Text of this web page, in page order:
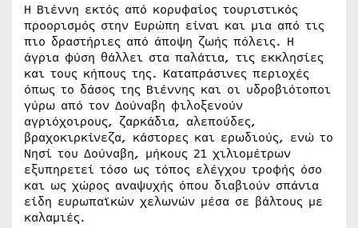
Η Βιέννη εκτός από κορυφαίος τουριστικός
προορισμός στην Ευρώπη είναι και μια από τις
πιο δραστήριες από άποψη ζωής πόλεις. Η
άγρια φύση θάλλει στα παλάτια, τις εκκλησίες
και τους κήπους της. Καταπράσινες περιοχές
όπως το δάσος της Βιέννης και οι υδροβιότοποι
γύρω από τον Δούναβη φιλοξενούν
αγριόχοιρους, ζαρκάδια, αλεπούδες,
βραχοκιρκίνεζα, κάστορες και ερωδιούς, ενώ το
Νησί του Δούναβη, μήκους 21 χιλιομέτρων
εξυπηρετεί τόσο ως τόπος ελέγχου τροφής όσο
και ως χώρος αναψυχής όπου διαβιούν σπάνια
είδη ευρωπαϊκών χελωνών μέσα σε βάλτους με
καλαμιές.